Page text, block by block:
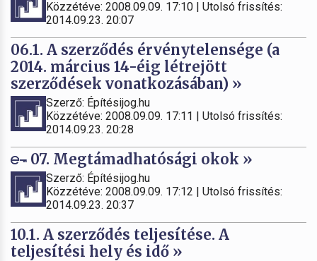
Közzétéve: 2008.09.09. 17:10 | Utolsó frissítés:
2014.09.23. 20:07
06.1. A szerződés érvénytelensége (a
2014. március 14-éig létrejött
szerződések vonatkozásában) »
Szerző: Építésijog.hu
Közzétéve: 2008.09.09. 17:11 | Utolsó frissítés:
2014.09.23. 20:28
07. Megtámadhatósági okok »
Szerző: Építésijog.hu
Közzétéve: 2008.09.09. 17:12 | Utolsó frissítés:
2014.09.23. 20:37
10.1. A szerződés teljesítése. A
teljesítési hely és idő »